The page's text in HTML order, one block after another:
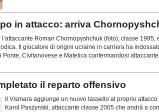
in attacco: arriva
l’attaccante Roman Chornopyshchuk (foto), classe 1995,
Il giocatore di origini ucraine in carriera ha
Ponte, Civitanovese e Matelica confermandosi
il reparto offensivo
Il Vismara aggiunge un nuovo tassello al proprio
Karol Paszynski, attaccante classe 2005 che andrà a